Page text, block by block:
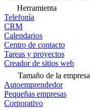
Herramienta
Telefonía
CRM
Calendarios
Centro de contacto
Tareas y proyectos
Creador de sitios web
Tamaño de la empresa
Autoemprendedor
Pequeñas empresas
Corporativo